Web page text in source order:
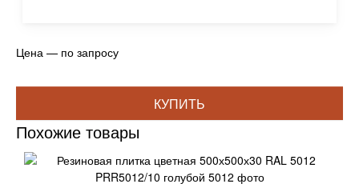
Цена — по запросу
КУПИТЬ
Похожие товары